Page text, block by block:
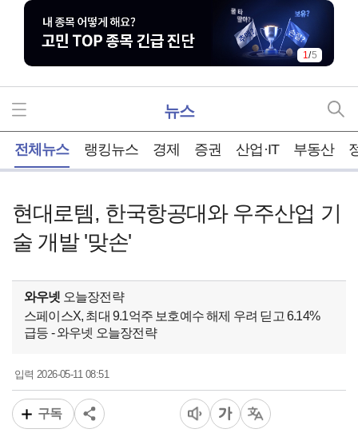
1/5
뉴스
전체뉴스 랭킹뉴스 경제 증권 산업·IT 부동산
현대로템, 한국항공대와 우주산업 기
술 개발 '맞손'
와우넷 오늘장전략
스페이스X, 최대 9.1억주 보호예수 해제 우려 딛고 6.14%
급등 - 와우넷 오늘장전략
입력2026-05-11 08:51
구독